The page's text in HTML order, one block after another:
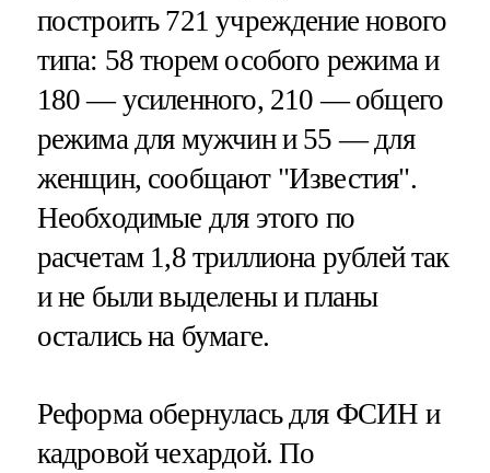
построить 721 учреждение нового
типа: 58 тюрем особого режима и
180 — усиленного, 210 — общего
режима для мужчин и 55 — для
женщин, сообщают "Известия".
Необходимые для этого по
расчетам 1,8 триллиона рублей так
и не были выделены и планы
остались на бумаге.
Реформа обернулась для ФСИН и
кадровой чехардой. По